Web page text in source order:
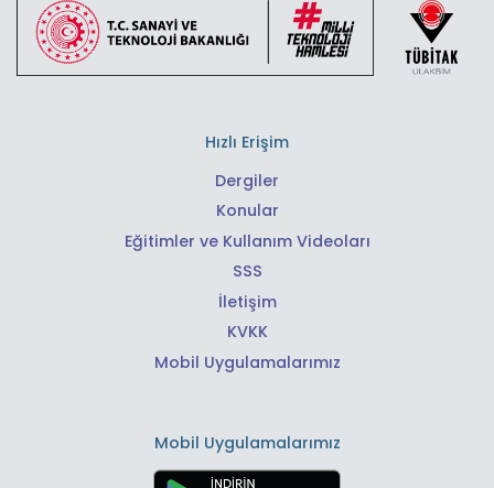
Hızlı Erişim
Dergiler
Konular
Eğitimler ve Kullanım Videoları
SSS
İletişim
KVKK
Mobil Uygulamalarımız
Mobil Uygulamalarımız